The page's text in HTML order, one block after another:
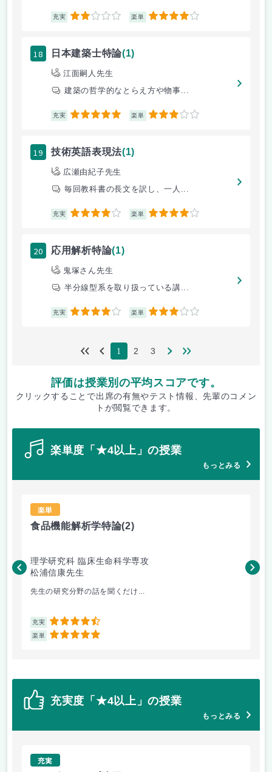
充実 2 楽単 4
18 日本建築士特論(1)
江面嗣人先生
建築の哲学的なとらえ方や物事...
充実 5 楽単 3
19 技術英語表現法(1)
広瀬由紀子先生
毎回教科書の長文を訳し、一人...
充実 4 楽単 4
20 応用解析特論(1)
鬼塚さん先生
半分線型系を取り扱っている講...
充実 4 楽単 3
1 2 3
評価は授業別の平均スコアです。
クリックすることで出席の有無やテスト情報、先輩のコメン
トが閲覧できます。
楽単度「★4以上」の授業
もっとみる
楽単
食品機能解析学特論(2)
理学研究科 臨床生命科学専攻
松浦信康先生
先生の研究分野の話を聞くだけ...
充実 4.5
楽単 5
広
充実度「★4以上」の授業
もっとみる
充実